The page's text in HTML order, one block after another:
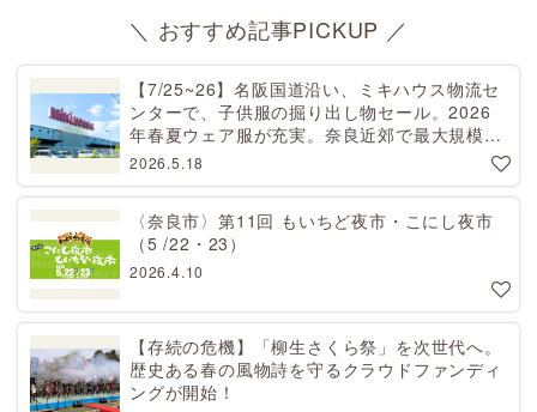
＼ おすすめ記事PICKUP ／
【7/25~26】名阪国道沿い、ミキハウス物流セ
ンターで、子供服の掘り出し物セール。2026
年春夏ウェア服が充実。奈良近郊で最大規模！
天理から27分[PR]
2026.5.18
〈奈良市〉第11回 もいちど夜市・こにし夜市
（5 /22・23）
2026.4.10
【存続の危機】「柳生さくら祭」を次世代へ。
歴史ある春の風物詩を守るクラウドファンディ
ングが開始！